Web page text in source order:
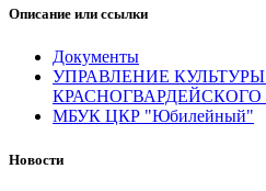
Описание или ссылки
Документы
УПРАВЛЕНИЕ
МБУК ЦКР "Юбилейный"
Новости